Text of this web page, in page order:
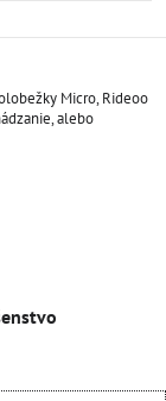
Micro, Rideoo
alebo